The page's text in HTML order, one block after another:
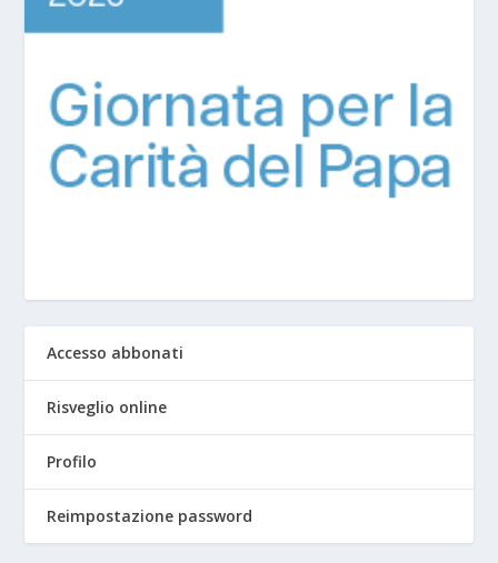
Accesso abbonati
Risveglio online
Profilo
Reimpostazione password